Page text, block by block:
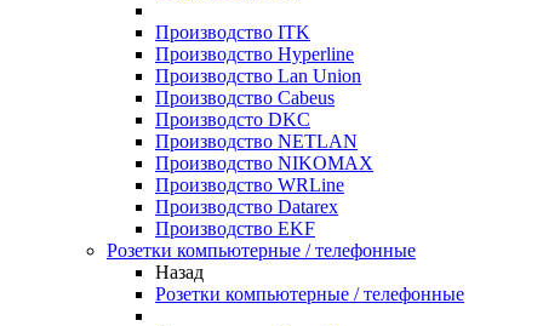
Производство ITK
Производство Hyperline
Производство Lan Union
Производство Cabeus
Производсто DKC
Производство NETLAN
Производство NIKOMAX
Производство WRLine
Производство Datarex
Производство EKF
Розетки компьютерные / телефонные
Назад
Розетки компьютерные / телефонные